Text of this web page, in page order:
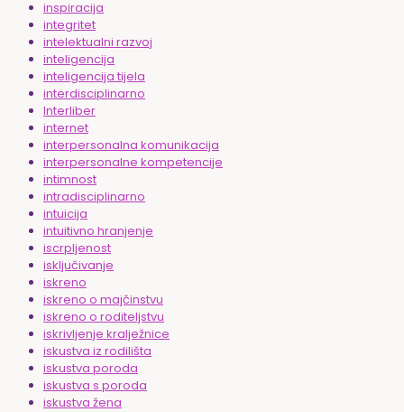
inspiracija
integritet
intelektualni razvoj
inteligencija
inteligencija tijela
interdisciplinarno
Interliber
internet
interpersonalna komunikacija
interpersonalne kompetencije
intimnost
intradisciplinarno
intuicija
intuitivno hranjenje
iscrpljenost
isključivanje
iskreno
iskreno o majčinstvu
iskreno o roditeljstvu
iskrivljenje kralježnice
iskustva iz rodilišta
iskustva poroda
iskustva s poroda
iskustva žena